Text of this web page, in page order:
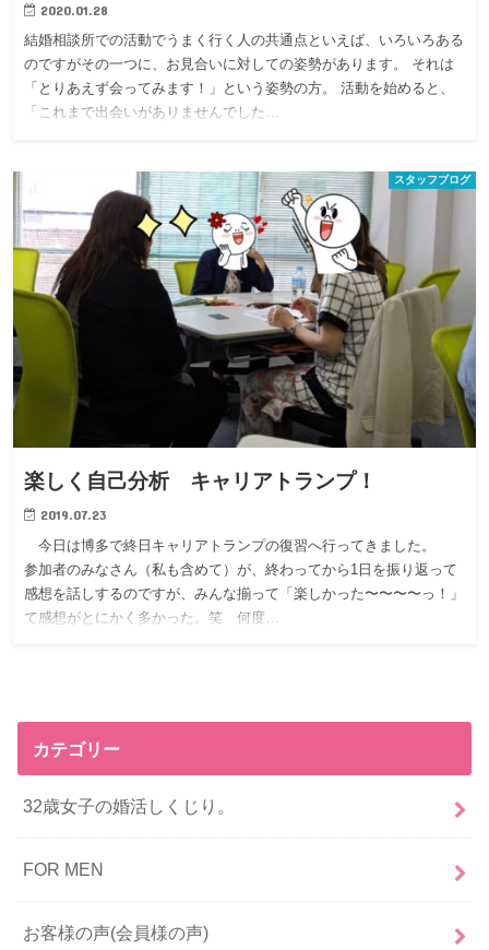
2020.01.28
結婚相談所での活動でうまく行く人の共通点といえば、いろいろある
のですがその一つに、お見合いに対しての姿勢があります。 それは
「とりあえず会ってみます！」という姿勢の方。 活動を始めると、
「これまで出会いがありませんでした…
スタッフブログ
楽しく自己分析 キャリアトランプ！
2019.07.23
今日は博多で終日キャリアトランプの復習へ行ってきました。
参加者のみなさん（私も含めて）が、終わってから1日を振り返って
感想を話しするのですが、みんな揃って「楽しかった〜〜〜〜っ！」
て感想がとにかく多かった。笑 何度…
カテゴリー
32歳女子の婚活しくじり。
FOR MEN
お客様の声(会員様の声)